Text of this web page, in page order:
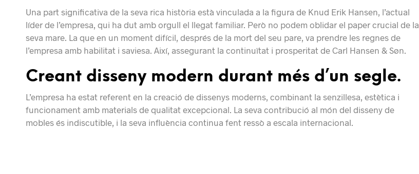
Una part significativa de la seva rica història està vinculada a la figura de Knud Erik Hansen, l’actual
líder de l’empresa, qui ha dut amb orgull el llegat familiar. Però no podem oblidar el paper crucial de la
seva mare. La que en un moment difícil, després de la mort del seu pare, va prendre les regnes de
l’empresa amb habilitat i saviesa. Així, assegurant la continuïtat i prosperitat de Carl Hansen & Søn.
Creant disseny modern durant més d’un segle.
L’empresa ha estat referent en la creació de dissenys moderns, combinant la senzillesa, estètica i
funcionament amb materials de qualitat excepcional. La seva contribució al món del disseny de
mobles és indiscutible, i la seva influència continua fent ressò a escala internacional.